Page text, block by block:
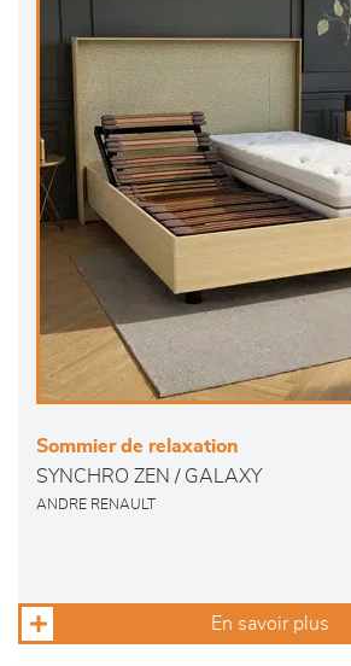
Sommier de relaxation
SYNCHRO ZEN / GALAXY
ANDRE RENAULT
En savoir plus